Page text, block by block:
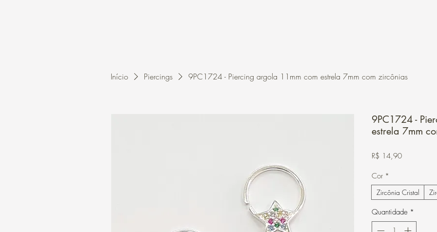
Início Piercings 9PC1724 - Piercing argola 11mm com estrela 7mm com zircônias
9PC1724 -
estrela 7mm
R$ 14,90Preço
Cor *
Zircônia Cristal
Quantidade *